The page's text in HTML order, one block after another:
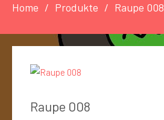
Home Produkte Raupe 008
Raupe 008